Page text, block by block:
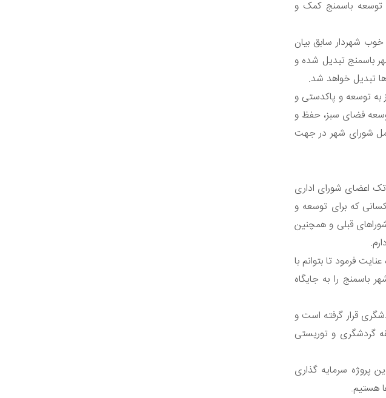
توسعه باسمنج کمک و
خوب شهردار سابق بیان
باسمنج تبدیل شده و
تبدیل خواهد شد.
توسعه و پاکدستی و
توسعه فضای سبز، حفظ و
شورای شهر در جهت
اعضای شورای اداری
که برای توسعه و
قبلی و همچنین
فرمود تا بتوانم با
را به جایگاه
قرار گرفته است و
گردشگری و توریستی
پروژه سرمایه گذاری
هستیم.